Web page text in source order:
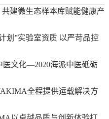
建微生态样本库赋能健康产
划”实验室资质 以严苛品控
医文化—2020海派中医砥砺
全程提供运载解决方